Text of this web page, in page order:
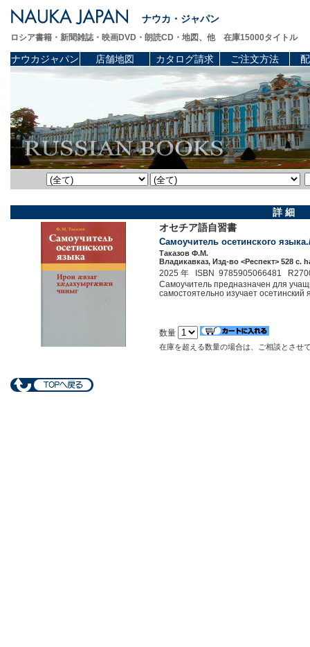
ナウカ・ジャパン
ロシア書籍・新聞雑誌・映画DVD・朗読CD・地図、他 在庫15000タイトル
ナウカジャパン 店舗地図 カタログ請求 ご注文方法
詳 細
オセチア語自習書
Самоучитель осетинского
Таказов Ф.М.
Владикавказ, Изд-во <Респект> 528 c.
2025 年 ISBN 9785905066481
Самоучитель предназначен для
самостоятельно изучает осетинский
数量
在庫を超える数量の場合は、ご相談とさせ